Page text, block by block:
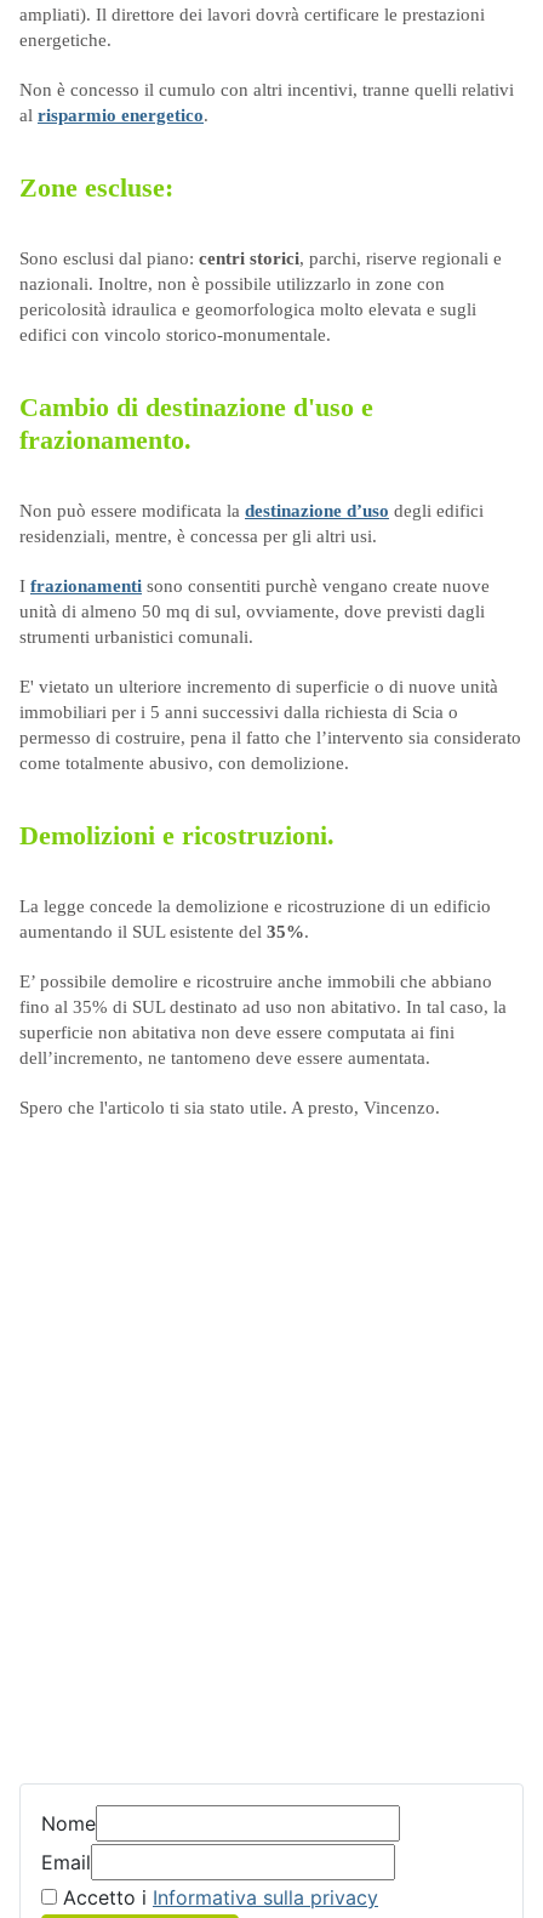
ampliati). Il direttore dei lavori dovrà certificare le prestazioni
energetiche.
Non è concesso il cumulo con altri incentivi, tranne quelli relativi
al risparmio energetico.
Zone escluse:
Sono esclusi dal piano: centri storici, parchi, riserve regionali e
nazionali. Inoltre, non è possibile utilizzarlo in zone con
pericolosità idraulica e geomorfologica molto elevata e sugli
edifici con vincolo storico-monumentale.
Cambio di destinazione d'uso e
frazionamento.
Non può essere modificata la destinazione d’uso degli edifici
residenziali, mentre, è concessa per gli altri usi.
I frazionamenti sono consentiti purchè vengano create nuove
unità di almeno 50 mq di sul, ovviamente, dove previsti dagli
strumenti urbanistici comunali.
E' vietato un ulteriore incremento di superficie o di nuove unità
immobiliari per i 5 anni successivi dalla richiesta di Scia o
permesso di costruire, pena il fatto che l’intervento sia considerato
come totalmente abusivo, con demolizione.
Demolizioni e ricostruzioni.
La legge concede la demolizione e ricostruzione di un edificio
aumentando il SUL esistente del 35%.
E’ possibile demolire e ricostruire anche immobili che abbiano
fino al 35% di SUL destinato ad uso non abitativo. In tal caso, la
superficie non abitativa non deve essere computata ai fini
dell’incremento, ne tantomeno deve essere aumentata.
Spero che l'articolo ti sia stato utile. A presto, Vincenzo.
Nome
Email
Accetto i Informativa sulla privacy